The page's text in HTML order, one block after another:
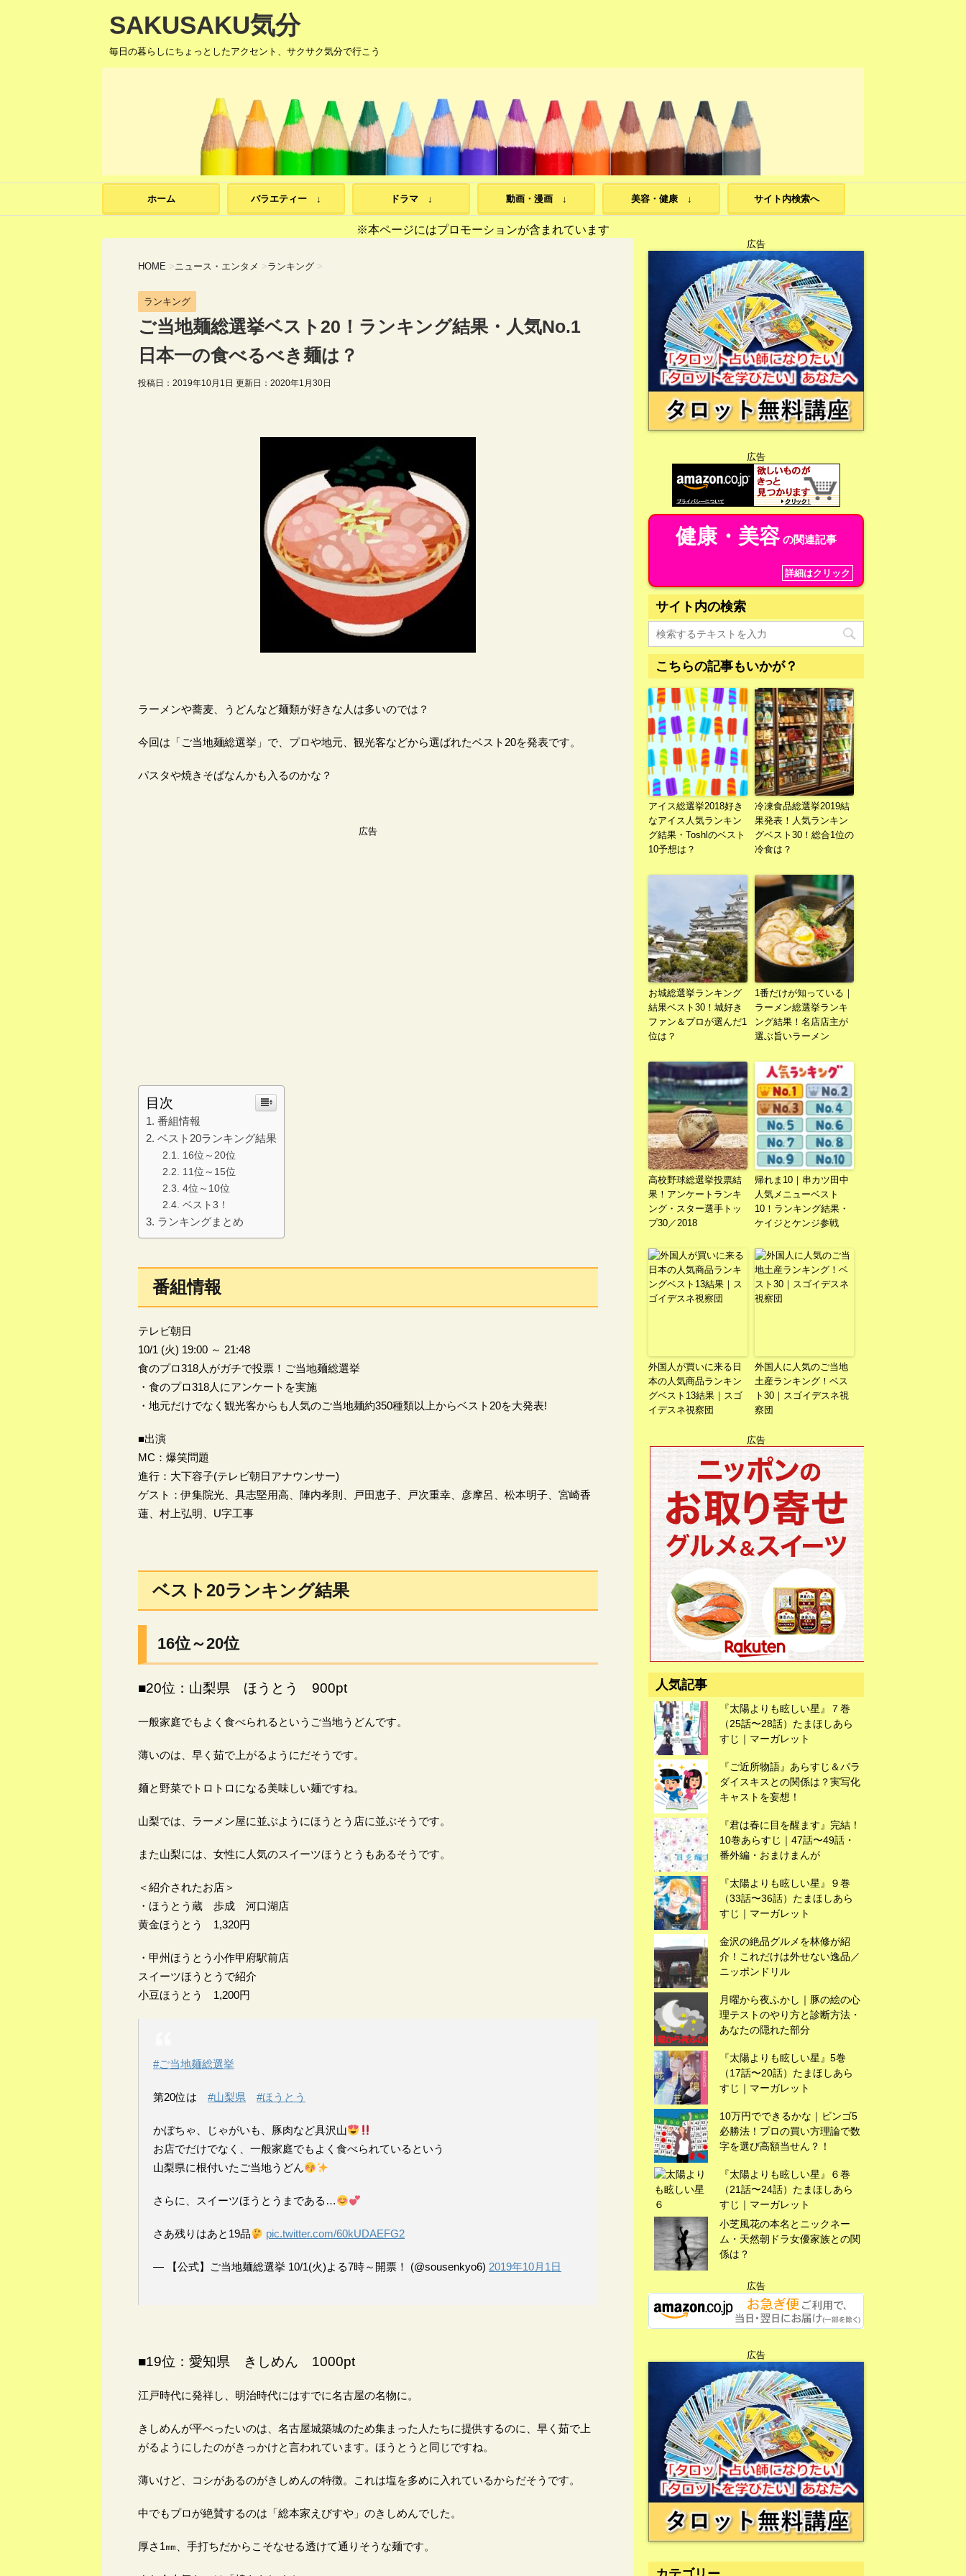
SAKUSAKU気分
毎日の暮らしにちょっとしたアクセント、サクサク気分で行こう
ホーム バラエティー ↓ ドラマ ↓ 動画・漫画 ↓ 美容・健康 ↓ サイト内検索へ
※本ページにはプロモーションが含まれています
HOME >ニュース・エンタメ >ランキング >
ランキング
ご当地麺総選挙ベスト20！ランキング結果・人気No.1
日本一の食べるべき麺は？
投稿日：2019年10月1日 更新日： 2020年1月30日
ラーメンや蕎麦、うどんなど麺類が好きな人は多いのでは？
今回は「ご当地麺総選挙」で、プロや地元、観光客などから選ばれたベスト20を発表です。
パスタや焼きそばなんかも入るのかな？
広告
目次
番組情報
ベスト20ランキング結果
16位～20位
11位～15位
4位～10位
ベスト3！
ランキングまとめ
番組情報
テレビ朝日
10/1 (火) 19:00 ～ 21:48
食のプロ318人がガチで投票！ご当地麺総選挙
・食のプロ318人にアンケートを実施
・地元だけでなく観光客からも人気のご当地麺約350種類以上からベスト20を大発表!
■出演
MC：爆笑問題
進行：大下容子(テレビ朝日アナウンサー)
ゲスト：伊集院光、具志堅用高、陣内孝則、戸田恵子、戸次重幸、彦摩呂、松本明子、宮崎香
蓮、村上弘明、U字工事
ベスト20ランキング結果
16位～20位
■20位：山梨県 ほうとう 900pt
一般家庭でもよく食べられるというご当地うどんです。
薄いのは、早く茹で上がるようにだそうです。
麺と野菜でトロトロになる美味しい麺ですね。
山梨では、ラーメン屋に並ぶようにほうとう店に並ぶそうです。
また山梨には、女性に人気のスイーツほうとうもあるそうです。
＜紹介されたお店＞
・ほうとう蔵 歩成 河口湖店
黄金ほうとう 1,320円
・甲州ほうとう小作甲府駅前店
スイーツほうとうで紹介
小豆ほうとう 1,200円
#ご当地麺総選挙
第20位は #山梨県 #ほうとう
かぼちゃ、じゃがいも、豚肉など具沢山
お店でだけでなく、一般家庭でもよく食べられているという
山梨県に根付いたご当地うどん
さらに、スイーツほうとうまである…
さあ残りはあと19品 pic.twitter.com/60kUDAEFG2
— 【公式】ご当地麺総選挙 10/1(火)よる7時～開票！ (@sousenkyo6) 2019年10月1日
■19位：愛知県 きしめん 1000pt
江戸時代に発祥し、明治時代にはすでに名古屋の名物に。
きしめんが平べったいのは、名古屋城築城のため集まった人たちに提供するのに、早く茹で上
がるようにしたのがきっかけと言われています。ほうとうと同じですね。
薄いけど、コシがあるのがきしめんの特徴。これは塩を多めに入れているからだそうです。
中でもプロが絶賛するのは「総本家えびすや」のきしめんでした。
厚さ1㎜、手打ちだからこそなせる透けて通りそうな麺です。
広告
広告
健康・美容の関連記事
詳細はクリック
サイト内の検索
こちらの記事もいかが？
アイス総選挙2018好き
なアイス人気ランキン
グ結果・Toshlのベスト
10予想は？
冷凍食品総選挙2019結
果発表！人気ランキン
グベスト30！総合1位の
冷食は？
お城総選挙ランキング
結果ベスト30！城好き
ファン＆プロが選んだ1
位は？
1番だけが知っている｜
ラーメン総選挙ランキ
ング結果！名店店主が
選ぶ旨いラーメン
高校野球総選挙投票結
果！アンケートランキ
ング・スター選手トッ
プ30／2018
帰れま10｜串カツ田中
人気メニューベスト
10！ランキング結果・
ケイジとケンジ参戦
外国人が買いに来る日
本の人気商品ランキン
グベスト13結果｜スゴ
イデスネ視察団
外国人に人気のご当地
土産ランキング！ベス
ト30｜スゴイデスネ視
察団
広告
広告
広告
人気記事
『太陽よりも眩しい星』７巻
（25話〜28話）たまほしあら
すじ｜マーガレット
『ご近所物語』あらすじ＆パラ
ダイスキスとの関係は？実写化
キャストを妄想！
『君は春に目を醒ます』完結！
10巻あらすじ｜47話〜49話・
番外編・おまけまんが
『太陽よりも眩しい星』９巻
（33話〜36話）たまほしあら
すじ｜マーガレット
金沢の絶品グルメを林修が紹
介！これだけは外せない逸品／
ニッポンドリル
月曜から夜ふかし｜豚の絵の心
理テストのやり方と診断方法・
あなたの隠れた部分
『太陽よりも眩しい星』5巻
（17話〜20話）たまほしあら
すじ｜マーガレット
10万円でできるかな｜ビンゴ5
必勝法！プロの買い方理論で数
字を選び高額当せん？！
『太陽よりも眩しい星』６巻
（21話〜24話）たまほしあら
すじ｜マーガレット
小芝風花の本名とニックネー
ム・天然朝ドラ女優家族との関
係は？
広告
広告